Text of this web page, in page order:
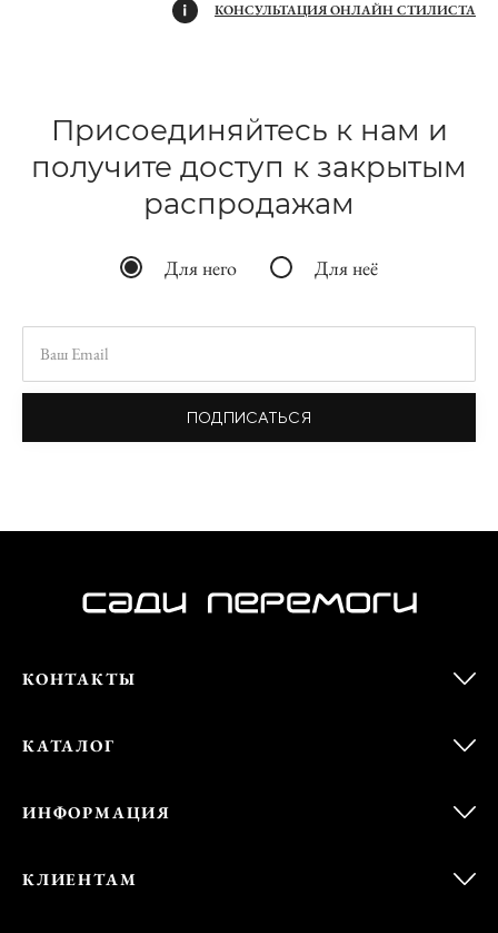
КОНСУЛЬТАЦИЯ ОНЛАЙН СТИЛИСТА
Присоединяйтесь к нам и
получите доступ к закрытым
распродажам
Для него Для неё
ПОДПИСАТЬСЯ
КОНТАКТЫ
КАТАЛОГ
ИНФОРМАЦИЯ
КЛИЕНТАМ